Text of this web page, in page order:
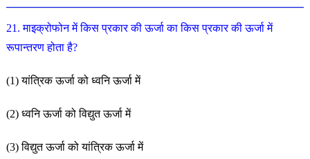
21. माइक्रोफोन में किस प्रकार की ऊर्जा का किस प्रकार की ऊर्जा में
रूपान्तरण होता है?
(1) यांत्रिक ऊर्जा को ध्वनि ऊर्जा में
(2) ध्वनि ऊर्जा को विद्युत ऊर्जा में
(3) विद्युत ऊर्जा को यांत्रिक ऊर्जा में